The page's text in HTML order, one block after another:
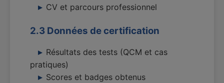
CV et parcours professionnel
2.3 Données de certification
Résultats des tests (QCM et cas
pratiques)
Scores et badges obtenus